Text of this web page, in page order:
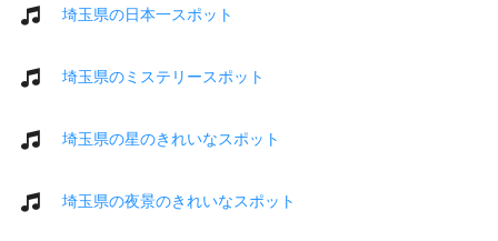
埼玉県の日本一スポット
埼玉県のミステリースポット
埼玉県の星のきれいなスポット
埼玉県の夜景のきれいなスポット